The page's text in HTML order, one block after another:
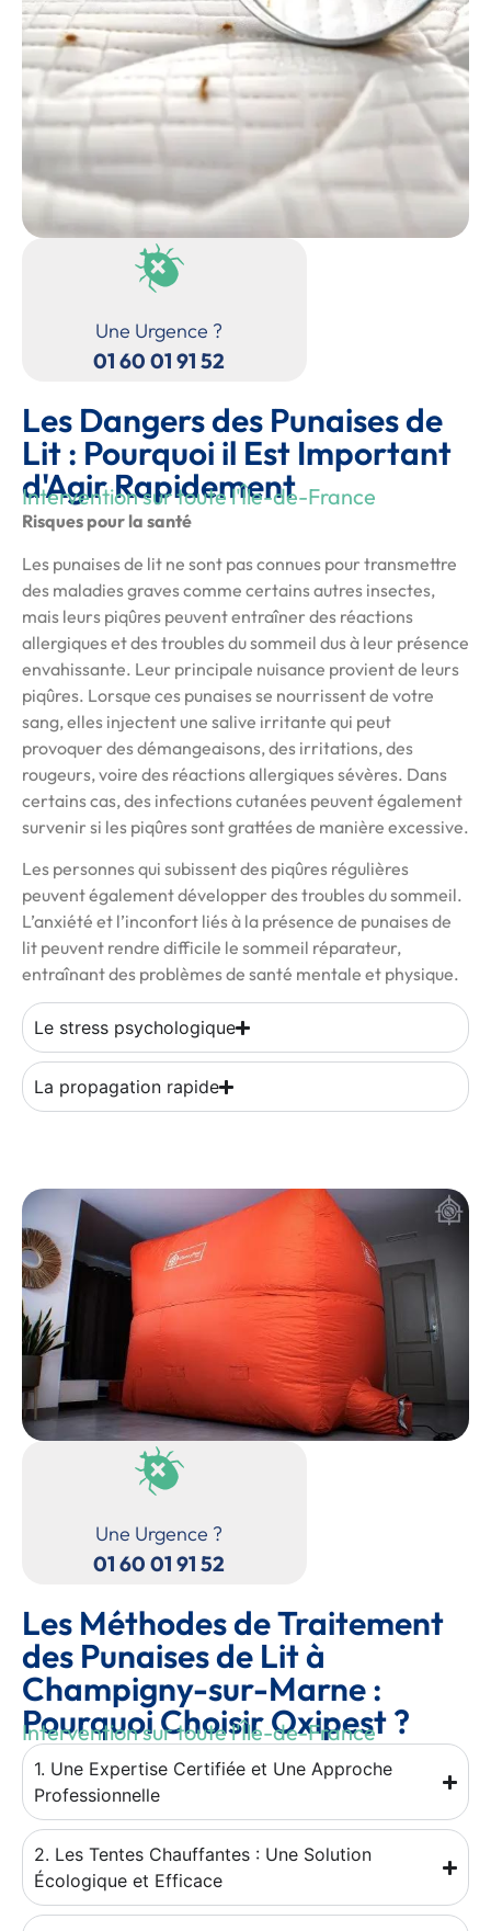
Les Dangers des Punaises de
Lit : Pourquoi il Est Important
d'Agir Rapidement
Intervention sur toute l'Île-de-France
Risques pour la santé
Les punaises de lit ne sont pas connues pour transmettre
des maladies graves comme certains autres insectes,
mais leurs piqûres peuvent entraîner des réactions
allergiques et des troubles du sommeil dus à leur présence
envahissante. Leur principale nuisance provient de leurs
piqûres. Lorsque ces punaises se nourrissent de votre
sang, elles injectent une salive irritante qui peut
provoquer des démangeaisons, des irritations, des
rougeurs, voire des réactions allergiques sévères. Dans
certains cas, des infections cutanées peuvent également
survenir si les piqûres sont grattées de manière excessive.
Les personnes qui subissent des piqûres régulières
peuvent également développer des troubles du sommeil.
L’anxiété et l’inconfort liés à la présence de punaises de
lit peuvent rendre difficile le sommeil réparateur,
entraînant des problèmes de santé mentale et physique.
Le stress psychologique
La propagation rapide
Une Urgence ?
01 60 01 91 52
Une Urgence ?
01 60 01 91 52
Les Méthodes de Traitement
des Punaises de Lit à
Champigny-sur-Marne :
Pourquoi Choisir Oxipest ?
Intervention sur toute l'Île-de-France
1. Une Expertise Certifiée et Une Approche
Professionnelle
2. Les Tentes Chauffantes : Une Solution
Écologique et Efficace